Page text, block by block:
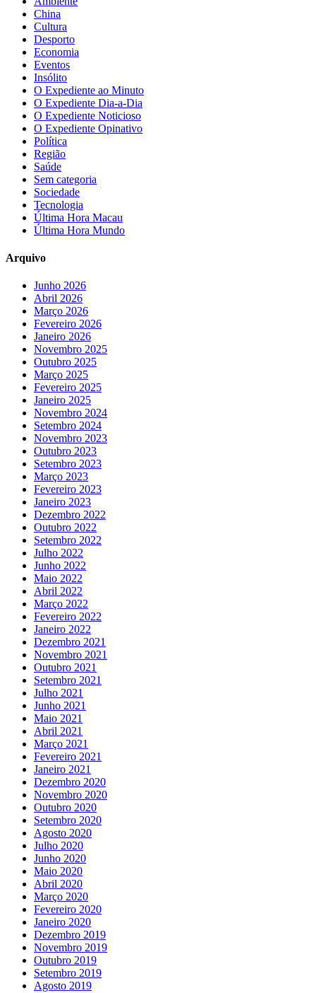
China
Cultura
Desporto
Economia
Eventos
Insólito
O Expediente ao Minuto
O Expediente Dia-a-Dia
O Expediente Noticioso
O Expediente Opinativo
Política
Região
Saúde
Sem categoria
Sociedade
Tecnologia
Última Hora Macau
Última Hora Mundo
Arquivo
Junho 2026
Abril 2026
Março 2026
Fevereiro 2026
Janeiro 2026
Novembro 2025
Outubro 2025
Março 2025
Fevereiro 2025
Janeiro 2025
Novembro 2024
Setembro 2024
Novembro 2023
Outubro 2023
Setembro 2023
Março 2023
Fevereiro 2023
Janeiro 2023
Dezembro 2022
Outubro 2022
Setembro 2022
Julho 2022
Junho 2022
Maio 2022
Abril 2022
Março 2022
Fevereiro 2022
Janeiro 2022
Dezembro 2021
Novembro 2021
Outubro 2021
Setembro 2021
Julho 2021
Junho 2021
Maio 2021
Abril 2021
Março 2021
Fevereiro 2021
Janeiro 2021
Dezembro 2020
Novembro 2020
Outubro 2020
Setembro 2020
Agosto 2020
Julho 2020
Junho 2020
Maio 2020
Abril 2020
Março 2020
Fevereiro 2020
Janeiro 2020
Dezembro 2019
Novembro 2019
Outubro 2019
Setembro 2019
Agosto 2019